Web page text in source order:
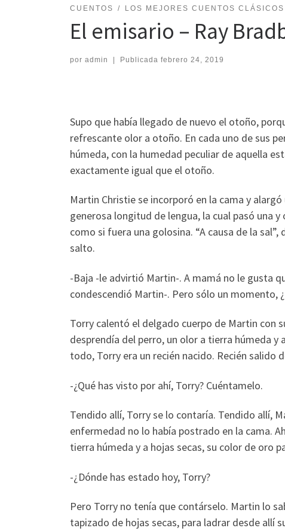
CUENTOS LOS MEJORES CUENTOS CLÁSICOS
El emisario – Ray
por admin Publicada febrero 24, 2019
Supo que había llegado de nuevo el otoño,
refrescante olor a otoño. En cada uno de sus
húmeda, con la humedad peculiar de aquella
exactamente igual que el otoño.
Martin Christie se incorporó en la cama y
generosa longitud de lengua, la cual pasó una
como si fuera una golosina. “A causa de la
salto.
-Baja -le advirtió Martin-. A mamá no le gusta
condescendió Martin-. Pero sólo un momento,
Torry calentó el delgado cuerpo de Martin con
desprendía del perro, un olor a tierra húmeda y
todo, Torry era un recién nacido. Recién salido
-¿Qué has visto por ahí, Torry? Cuéntamelo.
Tendido allí, Torry se lo contaría. Tendido allí,
enfermedad no lo había postrado en la cama.
tierra húmeda y a hojas secas, su color de oro
-¿Dónde has estado hoy, Torry?
Pero Torry no tenía que contárselo. Martin lo
tapizado de hojas secas, para ladrar desde allí